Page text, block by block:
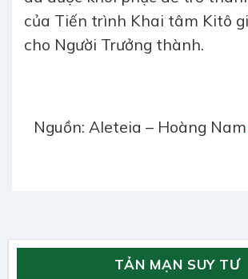
của Tiến trình Khai tâm Kitô
cho Người Trưởng thành.
Nguồn: Aleteia – Hoàng Nam
TẢN MẠN SUY TƯ